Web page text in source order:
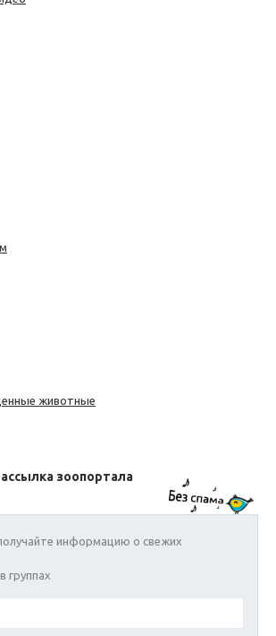
животные
зоопортала
информацию о свежих
группах